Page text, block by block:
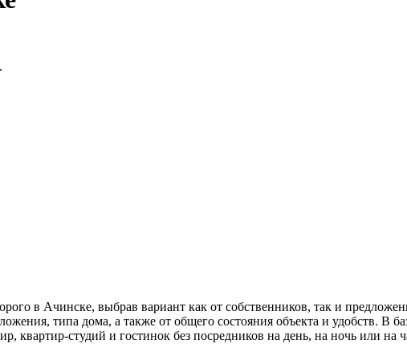
в Ачинске, выбрав вариант как от собственников, так и
типа дома, а также от общего состояния объекта и удобств. В
квартир-студий и гостинок без посредников на день, на ночь или на